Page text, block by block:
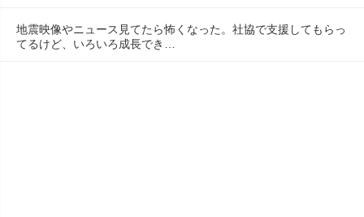
地震映像やニュース見てたら怖くなった。社協で支援してもらっ
てるけど、いろいろ成長でき…